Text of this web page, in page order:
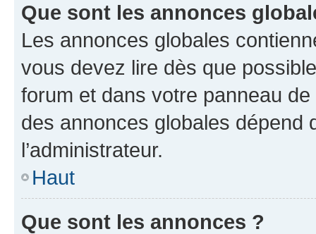
Que sont les annonces
Les annonces globales
vous devez lire dès que
forum et dans votre panneau
des annonces globales dépend
l’administrateur.
Haut
Que sont les annonces ?